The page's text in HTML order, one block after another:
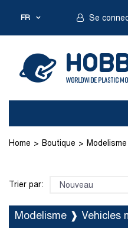
FR Se
Home Boutique Modelisme
Trier par:
Modelisme ❱ Vehicles